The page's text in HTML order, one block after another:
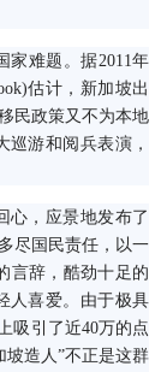
难题。据2011年
估计，新加坡出
民政策又不为本地
巡游和阅兵表演，
，应景地发布了
尽国民责任，以一
言辞，酷劲十足的
人喜爱。由于极具
吸引了近40万的点
坡造人”不正是这群